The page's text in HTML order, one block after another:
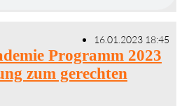
16.01.2023 18:45
Programm 2023
zum gerechten